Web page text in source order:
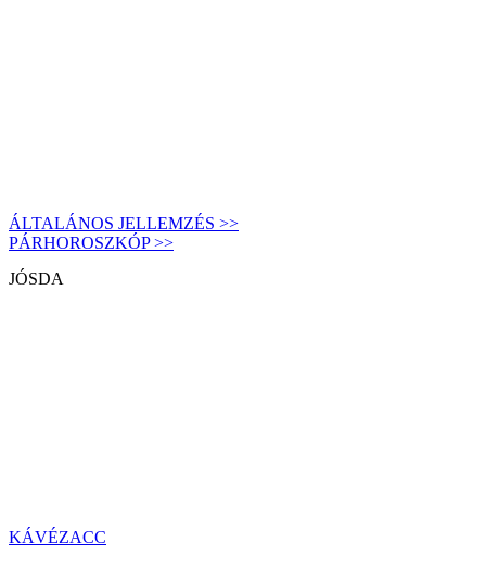
ÁLTALÁNOS JELLEMZÉS >>
PÁRHOROSZKÓP >>
JÓSDA
KÁVÉZACC